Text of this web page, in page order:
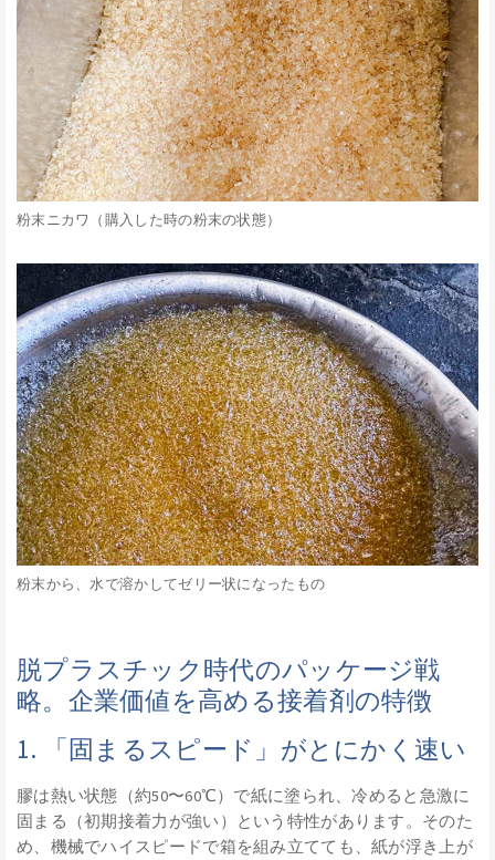
粉末ニカワ（購入した時の粉末の状態）
粉末から、水で溶かしてゼリー状になったもの
脱プラスチック時代のパッケージ戦
略。企業価値を高める接着剤の特徴
1. 「固まるスピード」がとにかく速い
膠は熱い状態（約50〜60℃）で紙に塗られ、冷めると急激に
固まる（初期接着力が強い）という特性があります。そのた
め、機械でハイスピードで箱を組み立てても、紙が浮き上が